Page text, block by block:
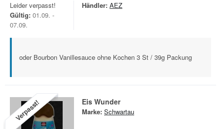
Leider verpasst!
Gültig: 01.09. -
07.09.
Händler: AEZ
oder Bourbon Vanillesauce ohne Kochen 3 St / 39g Packung
Verpasst! Eis Wunder
Marke: Schwartau